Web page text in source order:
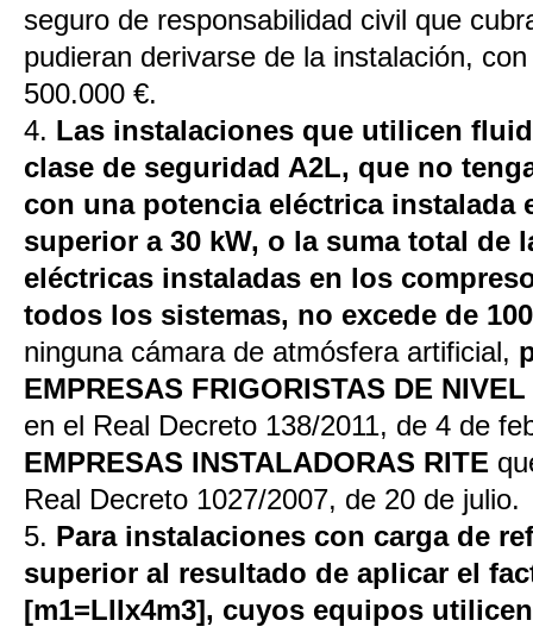
seguro de responsabilidad civil que
pudieran derivarse de la instalación,
500.000 €.
4. Las instalaciones que utilicen
clase de seguridad A2L, que no
con una potencia eléctrica instalada
superior a 30 kW, o la suma total de
eléctricas instaladas en los
todos los sistemas, no excede de
ninguna cámara de atmósfera artificial,
EMPRESAS FRIGORISTAS DE NIVEL
en el Real Decreto 138/2011, de 4 de
EMPRESAS INSTALADORAS RITE
Real Decreto 1027/2007, de 20 de julio.
5. Para instalaciones con carga de
superior al resultado de aplicar el
[m1=LIIx4m3], cuyos equipos